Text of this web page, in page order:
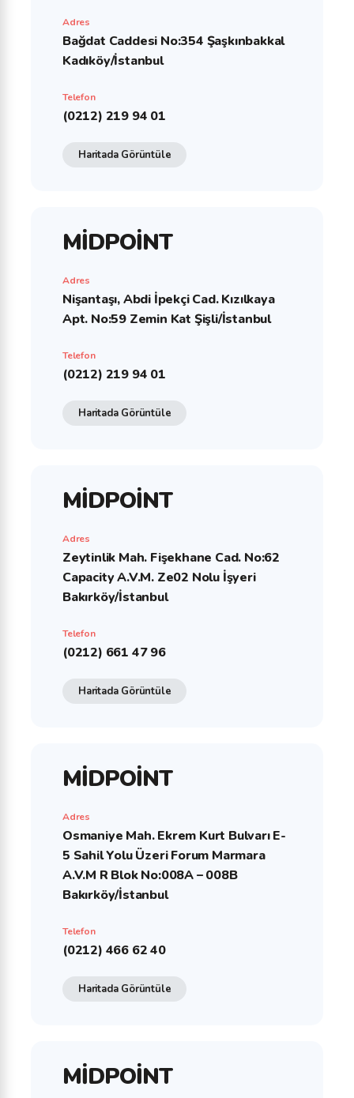
Adres
Bağdat Caddesi No:354 Şaşkınbakkal
Kadıköy/İstanbul
Telefon
(0212) 219 94 01
Haritada Görüntüle
MİDPOİNT
Adres
Nişantaşı, Abdi İpekçi Cad. Kızılkaya
Apt. No:59 Zemin Kat Şişli/İstanbul
Telefon
(0212) 219 94 01
Haritada Görüntüle
MİDPOİNT
Adres
Zeytinlik Mah. Fişekhane Cad. No:62
Capacity A.V.M. Ze02 Nolu İşyeri
Bakırköy/İstanbul
Telefon
(0212) 661 47 96
Haritada Görüntüle
MİDPOİNT
Adres
Osmaniye Mah. Ekrem Kurt Bulvarı E-
5 Sahil Yolu Üzeri Forum Marmara
A.V.M R Blok No:008A – 008B
Bakırköy/İstanbul
Telefon
(0212) 466 62 40
Haritada Görüntüle
MİDPOİNT